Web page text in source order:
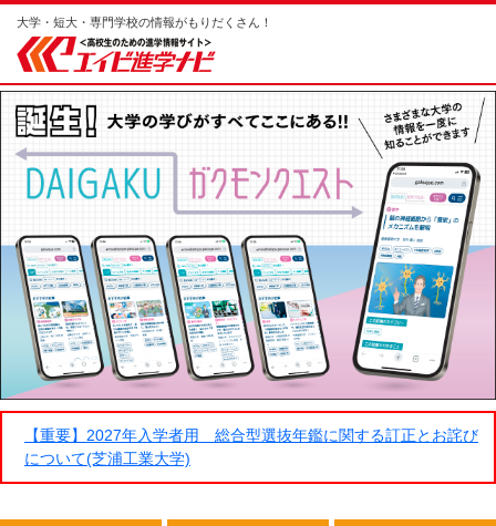
大学・短大・専門学校の情報がもりだくさん！
【重要】2027年入学者用 総合型選抜年鑑に関する訂正とお詫び
について(芝浦工業大学)